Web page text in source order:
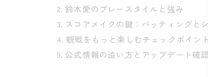
鈴木愛のプレースタイルと強み
スコアメイクの鍵：パッティングと
観戦をもっと楽しむチェックポイン
公式情報の追い方とアップデート確